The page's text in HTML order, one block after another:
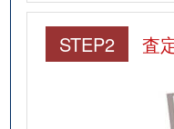
STEP2 査